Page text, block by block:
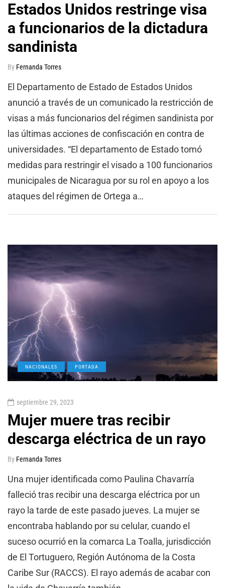
Estados Unidos restringe visa
a funcionarios de la dictadura
sandinista
By Fernanda Torres
El Departamento de Estado de Estados Unidos
anunció a través de un comunicado la restricción de
visas a más funcionarios del régimen sandinista por
las últimas acciones de confiscación en contra de
universidades. “El departamento de Estado tomó
medidas para restringir el visado a 100 funcionarios
municipales de Nicaragua por su rol en apoyo a los
ataques del régimen de Ortega a…
NACIONALES PORTADA
septiembre 29, 2023
Mujer muere tras recibir
descarga eléctrica de un rayo
By Fernanda Torres
Una mujer identificada como Paulina Chavarría
falleció tras recibir una descarga eléctrica por un
rayo la tarde de este pasado jueves. La mujer se
encontraba hablando por su celular, cuando el
suceso ocurrió en la comarca La Toalla, jurisdicción
de El Tortuguero, Región Autónoma de la Costa
Caribe Sur (RACCS). El rayo además de acabar con